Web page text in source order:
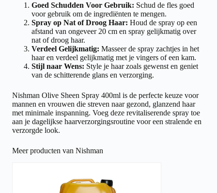
Goed Schudden Voor Gebruik: Schud de fles goed
voor gebruik om de ingrediënten te mengen.
Spray op Nat of Droog Haar: Houd de spray op een
afstand van ongeveer 20 cm en spray gelijkmatig over
nat of droog haar.
Verdeel Gelijkmatig: Masseer de spray zachtjes in het
haar en verdeel gelijkmatig met je vingers of een kam.
Stijl naar Wens: Style je haar zoals gewenst en geniet
van de schitterende glans en verzorging.
Nishman Olive Sheen Spray 400ml is de perfecte keuze voor
mannen en vrouwen die streven naar gezond, glanzend haar
met minimale inspanning. Voeg deze revitaliserende spray toe
aan je dagelijkse haarverzorgingsroutine voor een stralende en
verzorgde look.
Meer producten van Nishman